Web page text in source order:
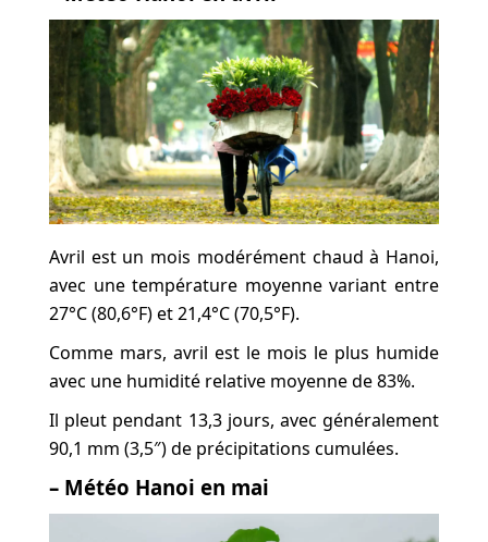
Avril est un mois modérément chaud à Hanoi,
avec une température moyenne variant entre
27°C (80,6°F) et 21,4°C (70,5°F).
Comme mars, avril est le mois le plus humide
avec une humidité relative moyenne de 83%.
Il pleut pendant 13,3 jours, avec généralement
90,1 mm (3,5″) de précipitations cumulées.
– Météo Hanoi en mai